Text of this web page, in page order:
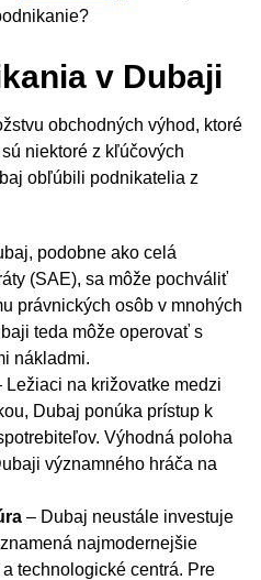
v Dubaji
obchodných výhod, ktoré
niektoré z kľúčových
obľúbili podnikatelia z
podobne ako celá
(SAE), sa môže pochváliť
právnických osôb v mnohých
teda môže operovať s
nákladmi.
Ležiaci na križovatke medzi
Dubaj ponúka prístup k
Výhodná poloha
významného hráča na
– Dubaj neustále investuje
najmodernejšie
technologické centrá. Pre